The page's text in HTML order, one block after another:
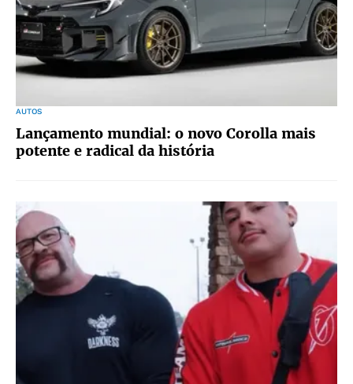
AUTOS
Lançamento mundial: o novo Corolla mais
potente e radical da história